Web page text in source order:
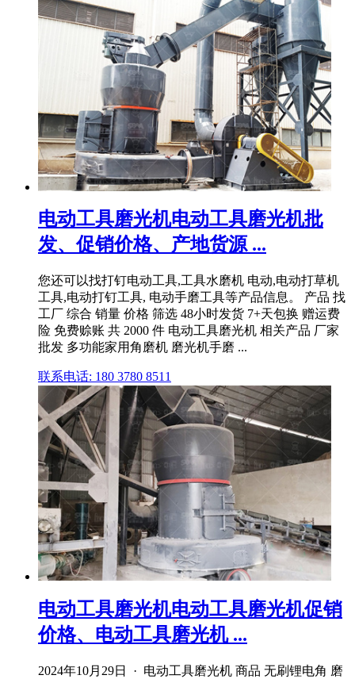
电动工具磨光机电动工具磨光机批
发、促销价格、产地货源 ...
您还可以找打钉电动工具,工具水磨机 电动,电动打草机
工具,电动打钉工具, 电动手磨工具等产品信息。 产品 找
工厂 综合 销量 价格 筛选 48小时发货 7+天包换 赠运费
险 免费赊账 共 2000 件 电动工具磨光机 相关产品 厂家
批发 多功能家用角磨机 磨光机手磨 ...
联系电话: 180 3780 8511
电动工具磨光机电动工具磨光机促销
价格、电动工具磨光机 ...
2024年10月29日 · 电动工具磨光机 商品 无刷锂电角 磨